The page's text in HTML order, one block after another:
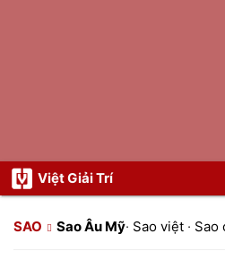
Việt Giải Trí
SAO Sao Âu Mỹ· Sao việt · Sao